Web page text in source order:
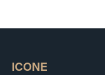
ICONE